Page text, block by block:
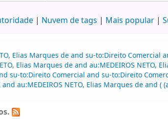
Nuvem de tags Mais popular
Elias Marques de and su-to:Direito Comercial
Elias Marques de and au:MEDEIROS NETO,
su-to:Direito Comercial and su-to:Direito
au:MEDEIROS NETO, Elias Marques de and